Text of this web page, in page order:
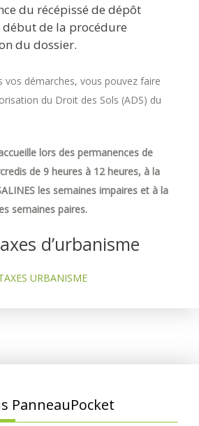
du récépissé de dépôt
de la procédure
du dossier.
vos démarches, vous pouvez faire
du Droit des Sols (ADS) du
lors des permanences de
de 9 heures à 12 heures, à la
les semaines impaires et à la
semaines paires.
d’urbanisme
URBANISME
PanneauPocket